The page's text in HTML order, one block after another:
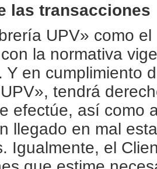
las transacciones
UPV» como
la normativa
Y en cumplimiento
tendrá
efectúe, así como
llegado en mal
Igualmente, el